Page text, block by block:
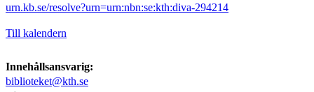
urn.kb.se/resolve?urn=urn:nbn:se:kth:diva-294214
Till kalendern
Innehållsansvarig:
biblioteket@kth.se